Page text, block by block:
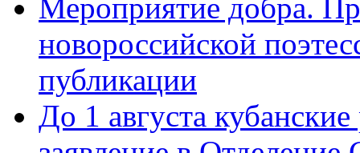
Мероприятие добра.
новороссийской
публикации
До 1 августа